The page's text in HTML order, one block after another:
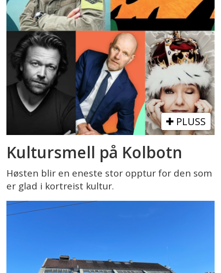
PLUSS
Kultursmell på Kolbotn
Høsten blir en eneste stor opptur for den som
er glad i kortreist kultur.